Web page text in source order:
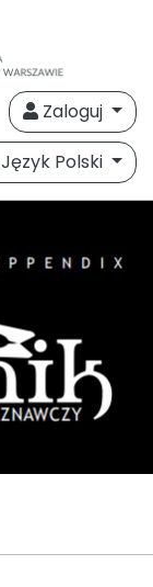
Zaloguj
Język Polski